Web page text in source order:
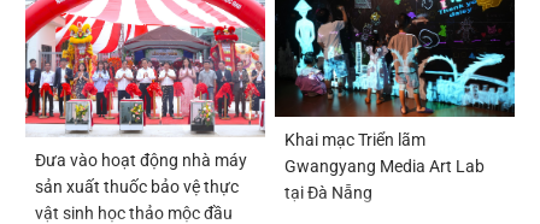
Đưa vào hoạt động nhà máy
sản xuất thuốc bảo vệ thực
vật sinh học thảo mộc đầu
Khai mạc Triển lãm
Gwangyang Media Art Lab
tại Đà Nẵng